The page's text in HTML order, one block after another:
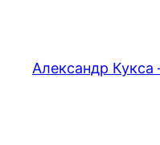
содержимому
Александр